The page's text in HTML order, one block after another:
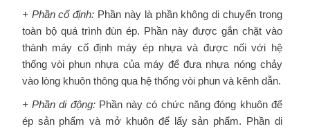
+ Phần cố định: Phần này là phần không di chuyển trong
toàn bộ quá trình đùn ép. Phần này được gắn chặt vào
thành máy cố định máy ép nhựa và được nối với hệ
thống vòi phun nhựa của máy để đưa nhựa nóng chảy
vào lòng khuôn thông qua hệ thống vòi phun và kênh dẫn.
+ Phần di động: Phần này có chức năng đóng khuôn để
ép sản phẩm và mở khuôn để lấy sản phẩm. Phần di